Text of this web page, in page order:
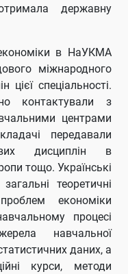
державну
в НаУКМА
міжнародного
цієї спеціальності.
контактували з
центрами
передавали
дисциплін в
тощо. Українські
теоретичні
економіки
процесі
навчальної
даних, а
курси, методи